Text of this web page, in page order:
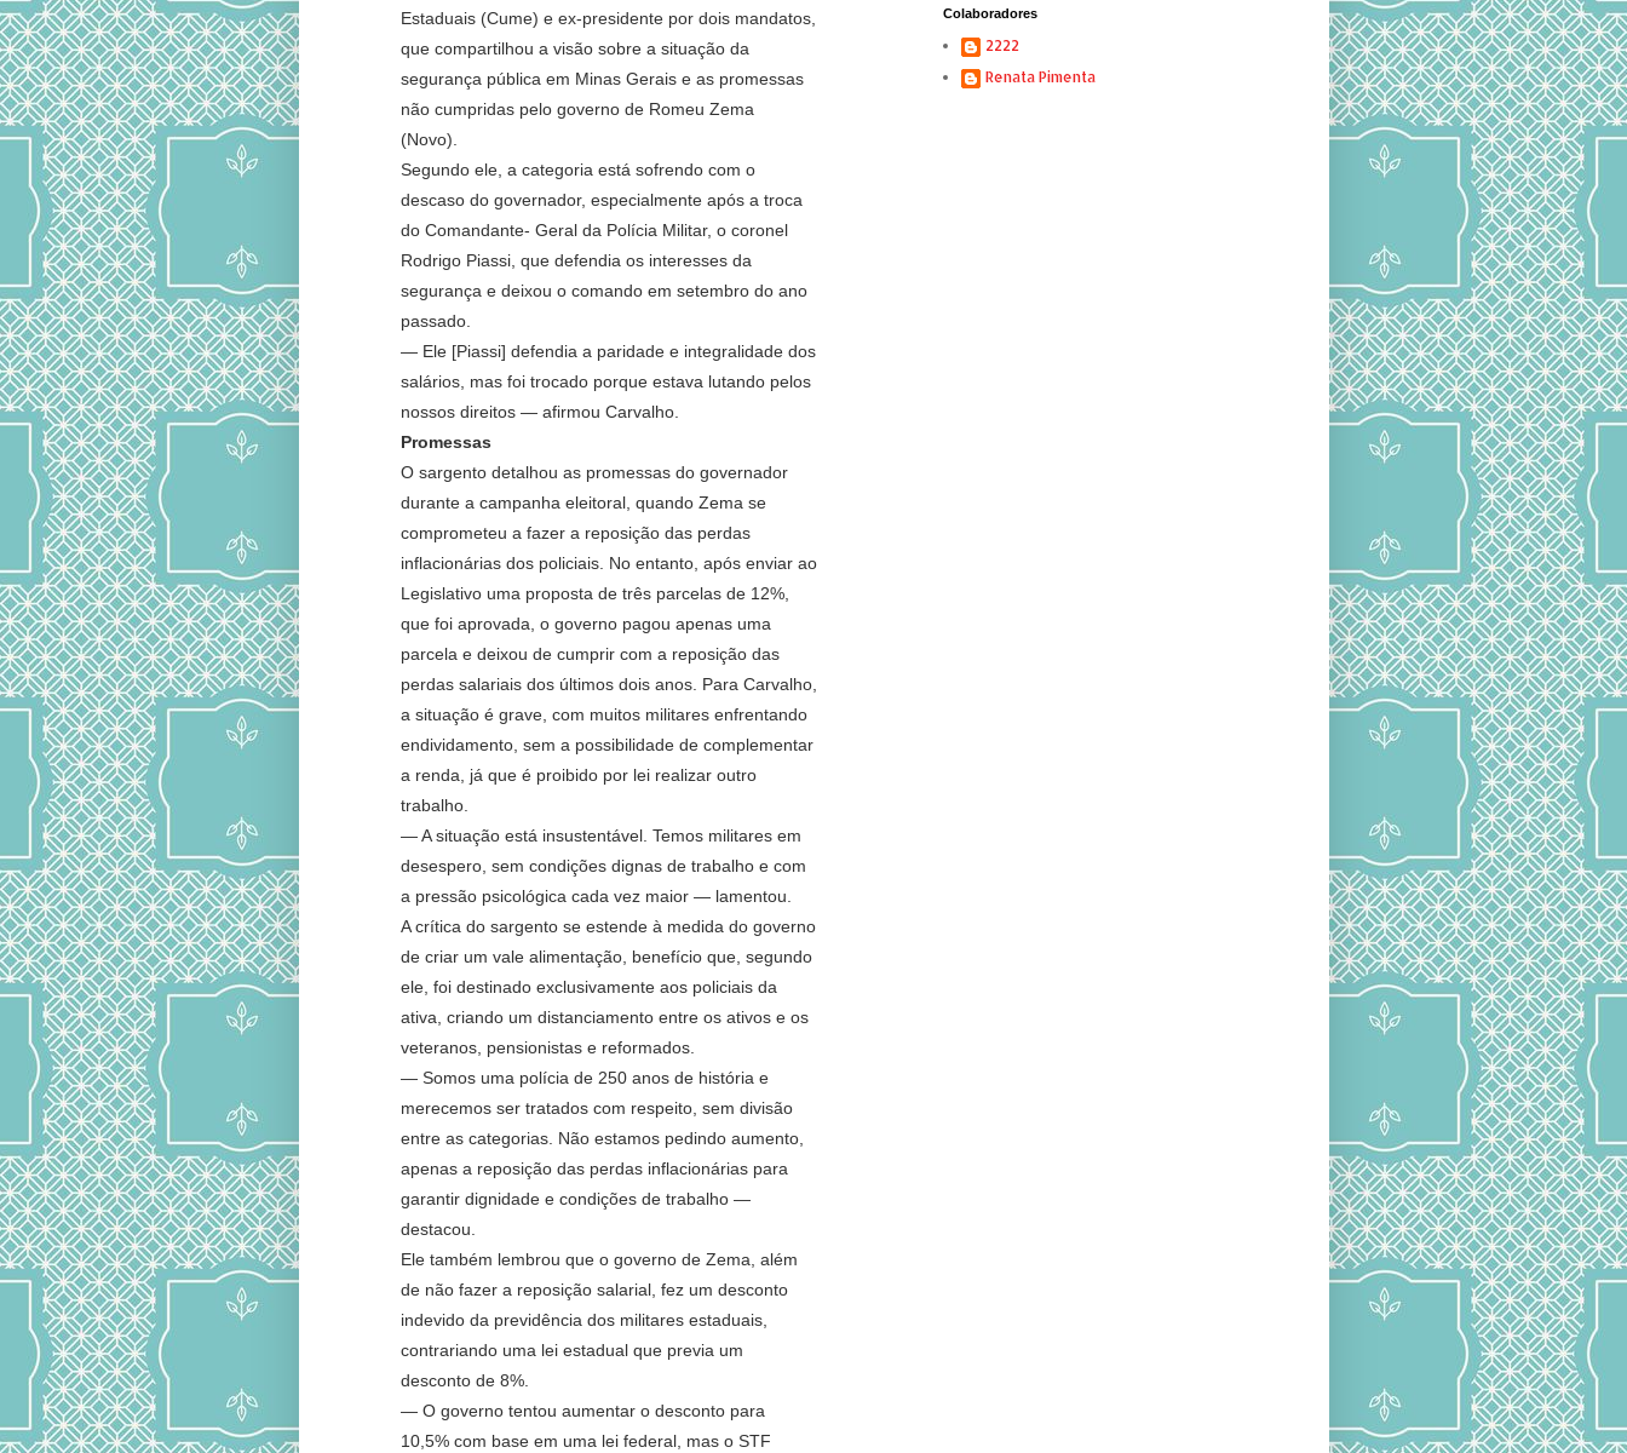
Estaduais (Cume) e ex-presidente por dois mandatos,
que compartilhou a visão sobre a situação da
segurança pública em Minas Gerais e as promessas
não cumpridas pelo governo de Romeu Zema
(Novo).
Segundo ele, a categoria está sofrendo com o
descaso do governador, especialmente após a troca
do Comandante- Geral da Polícia Militar, o coronel
Rodrigo Piassi, que defendia os interesses da
segurança e deixou o comando em setembro do ano
passado.
— Ele [Piassi] defendia a paridade e integralidade dos
salários, mas foi trocado porque estava lutando pelos
nossos direitos — afirmou Carvalho.
Promessas
O sargento detalhou as promessas do governador
durante a campanha eleitoral, quando Zema se
comprometeu a fazer a reposição das perdas
inflacionárias dos policiais. No entanto, após enviar ao
Legislativo uma proposta de três parcelas de 12%,
que foi aprovada, o governo pagou apenas uma
parcela e deixou de cumprir com a reposição das
perdas salariais dos últimos dois anos. Para Carvalho,
a situação é grave, com muitos militares enfrentando
endividamento, sem a possibilidade de complementar
a renda, já que é proibido por lei realizar outro
trabalho.
— A situação está insustentável. Temos militares em
desespero, sem condições dignas de trabalho e com
a pressão psicológica cada vez maior — lamentou.
A crítica do sargento se estende à medida do governo
de criar um vale alimentação, benefício que, segundo
ele, foi destinado exclusivamente aos policiais da
ativa, criando um distanciamento entre os ativos e os
veteranos, pensionistas e reformados.
— Somos uma polícia de 250 anos de história e
merecemos ser tratados com respeito, sem divisão
entre as categorias. Não estamos pedindo aumento,
apenas a reposição das perdas inflacionárias para
garantir dignidade e condições de trabalho —
destacou.
Ele também lembrou que o governo de Zema, além
de não fazer a reposição salarial, fez um desconto
indevido da previdência dos militares estaduais,
contrariando uma lei estadual que previa um
desconto de 8%.
— O governo tentou aumentar o desconto para
10,5% com base em uma lei federal, mas o STF
Colaboradores
2222
Renata Pimenta